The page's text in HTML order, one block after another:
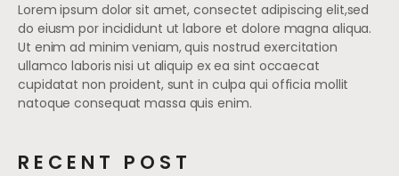
Lorem ipsum dolor sit amet, consectet adipiscing elit,sed
do eiusm por incididunt ut labore et dolore magna aliqua.
Ut enim ad minim veniam, quis nostrud exercitation
ullamco laboris nisi ut aliquip ex ea sint occaecat
cupidatat non proident, sunt in culpa qui officia mollit
natoque consequat massa quis enim.
RECENT POST